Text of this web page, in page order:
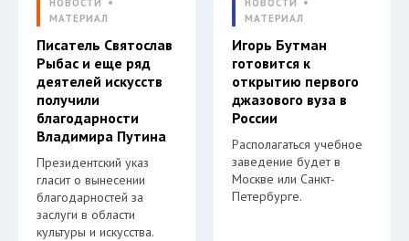
НОВОСТИ
МАТЕРИАЛ
Писатель Святослав
Рыбас и еще ряд
деятелей искусств
получили
благодарности
Владимира Путина
Президентский указ
гласит о вынесении
благодарностей за
заслуги в области
культуры и искусства.
НОВОСТИ
МАТЕРИАЛ
Игорь Бутман
готовится к
открытию первого
джазового вуза в
России
Располагаться учебное
заведение будет в
Москве или Санкт-
Петербурге.